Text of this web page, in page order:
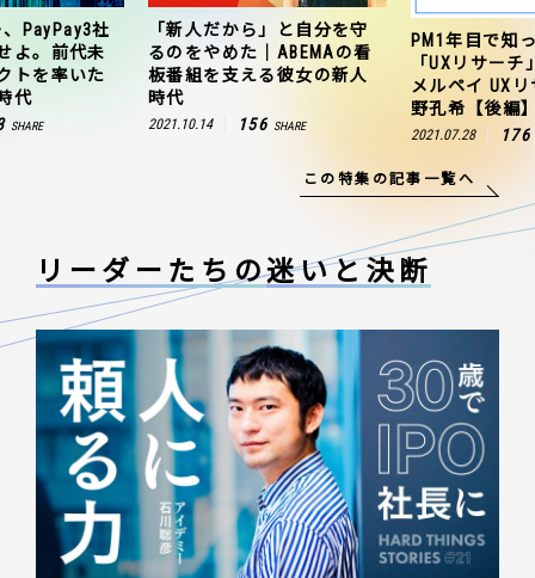
PayPay3社
よ。前代未
トを率いた
代
SHARE
「新人だから」と自分を守
るのをやめた｜ABEMAの看
板番組を支える彼女の新人
時代
2021.10.14 156 SHARE
PM1年目で知
「UXリサー
メルペイ UX
野孔希【後編
2021.07.28 176
この特集の記事一覧へ
リーダーたちの迷いと決断